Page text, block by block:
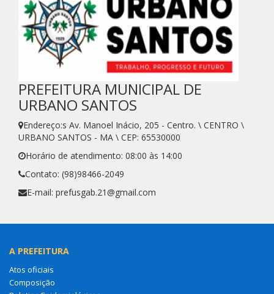
PREFEITURA MUNICIPAL DE
URBANO SANTOS
Endereço:s Av. Manoel Inácio, 205 - Centro. \ CENTRO \
URBANO SANTOS - MA \ CEP: 65530000
Horário de atendimento: 08:00 às 14:00
Contato: (98)98466-2049
E-mail: prefusgab.21@gmail.com
A PREFEITURA
Atos oficiais
Composição